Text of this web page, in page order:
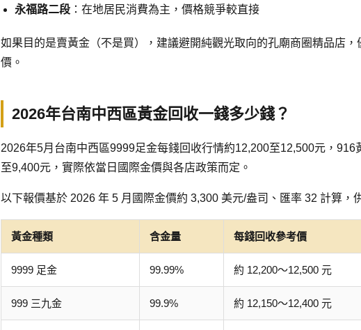
永福路二段 ：在地居民消費為主，價格競爭較直接
如果目的是賣黃金（不是買），建議避開純觀光取向的孔廟商圈精品店
價。
2026年台南中西區黃金回收一錢多少錢？
2026年5月台南中西區9999足金每錢回收行情約12,200至12,500元，
至9,400元，實際依當日國際金價與各店政策而定。
以下報價基於 2026 年 5 月國際金價約 3,300 美元/盎司、匯率 32 計算，
黃金種類 含金量 每錢回收參考價
9999 足金 99.99% 約 12,200～12,500 元
999 三九金 99.9% 約 12,150～12,400 元